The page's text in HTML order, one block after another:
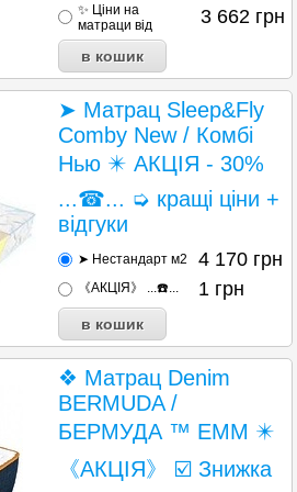
✨ Ціни на
матраци від
3 662 грн
➤ Матрац Sleep&Fly
Comby New / Комбі
Нью ✴️ АКЦІЯ - 30%
...☎... ➭ кращі ціни +
відгуки
➤ Нестандарт м2 4 170 грн
《АКЦІЯ》 ...☎️... 1 грн
❖ Матрац Denim
BERMUDA /
БЕРМУДА ™ ЕММ ✴️
《АКЦІЯ》 ☑️ Знижка